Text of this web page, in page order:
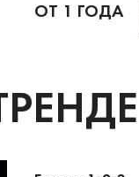
ОТ 1 ГОДА